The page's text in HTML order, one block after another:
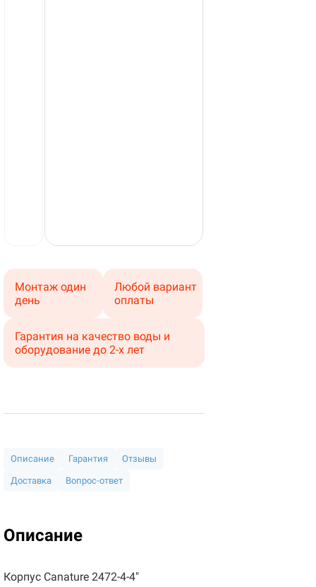
Монтаж один
день
Любой вариант
оплаты
Гарантия на качество воды и
оборудование до 2-х лет
Описание Гарантия Отзывы
Доставка Вопрос-ответ
Описание
Корпус Canature 2472-4-4"